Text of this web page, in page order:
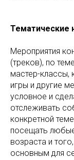
Тематические
Мероприятия
(треков), по
мастер-классы,
игры и другие
условное и
отслеживать
конкретной
посещать
возраста и
основным для